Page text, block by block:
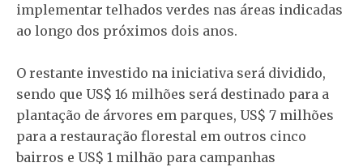
implementar telhados verdes nas áreas indicadas
ao longo dos próximos dois anos.
O restante investido na iniciativa será dividido,
sendo que US$ 16 milhões será destinado para a
plantação de árvores em parques, US$ 7 milhões
para a restauração florestal em outros cinco
bairros e US$ 1 milhão para campanhas